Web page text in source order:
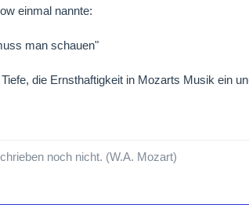
einmal nannte:
man schauen"
die Ernsthaftigkeit in Mozarts Musik ein
noch nicht. (W.A. Mozart)